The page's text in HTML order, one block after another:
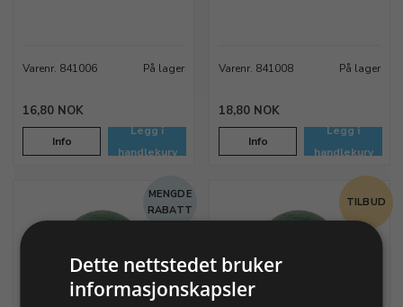
Varenr. 841006 På lager
16,80 NOK
Info
Legg i
handlekurv
Varenr. 841008 På lager
18,80 NOK
Info
Legg i
handlekurv
MENGDE
RABATT
TILBUD
Dette nettstedet bruker
informasjonskapsler